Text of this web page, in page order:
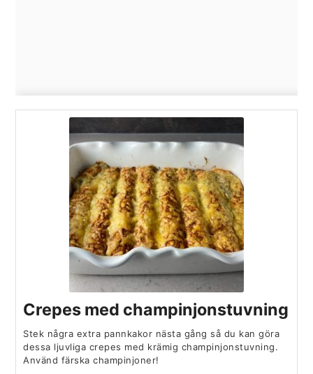
Crepes med champinjonstuvning
Stek några extra pannkakor nästa gång så du kan göra
dessa ljuvliga crepes med krämig champinjonstuvning.
Använd färska champinjoner!